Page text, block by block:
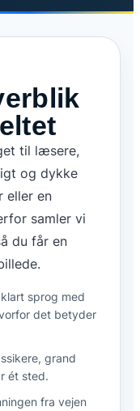
til læsere,
og dykke
eller en
samler vi
du får en
sprog med
det betyder
grand
ét sted.
fra vejen